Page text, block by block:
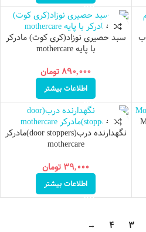
ناموجود
سبد حصیری نوزاد(کری کوت) مادرکر
با پایه mothercare
۸۹۰,۰۰۰ تومان
اطلاعات بیشتر
ناموجود
نگهدارنده درب(door stoppers)مادرکر
mothercare
۳۹,۰۰۰ تومان
اطلاعات بیشتر
3
4
→